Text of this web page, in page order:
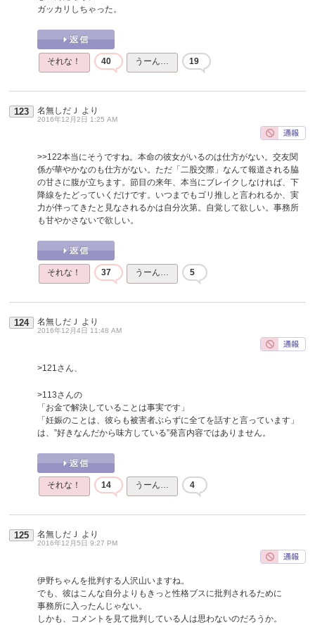
ガッカリしちゃった。
それな！ 40 うーん… 19
123 名無しだＪ より
2016年12月2日 1:25 AM
>>122本当にそうですね。本命の彼女がいるのは仕方がない。交友関
係が華やかなのも仕方がない。ただ「二股交際」なんて報道される脇
の甘さに腹が立ちます。節目の来年、本当にブレイクしなければ、下
降線をたどっていくだけです。いつまでもゴリ推しと言われるか、実
力が伴ってきたと見なされるかは自分次第。自覚して欲しい。事務所
も甘やかさないで欲しい。
それな！ 37 うーん… 5
124 名無しだＪ より
2016年12月4日 11:48 AM
>121さん、
>113さんの
「お金で解決していることは事実です」
「妊娠のことは、彼らも被害者ぶらずに全てを話すと言っています」
は、”好きなんだから味方している”発言内容ではありません。
それな！ 14 うーん… 4
125 名無しだＪ より
2016年12月5日 9:27 PM
伊野ちゃんを批判する人沢山いますね。
でも、彼はこんな自分よりもきっと性格ブスに批判されるために
事務所に入ったんじゃない。
しかも、コメントを見て批判している人は思わないのだろうか。